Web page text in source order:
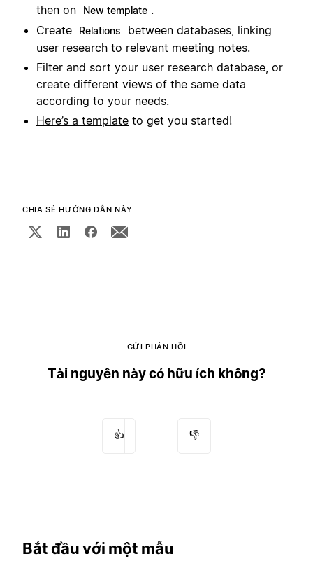
then on
New template .
Create
Relations
between databases, linking
user research to relevant meeting notes.
Filter and sort your user research database, or
create different views of the same data
according to your needs.
Here’s a template to get you started!
CHIA SẺ HƯỚNG DẪN NÀY
GỬI PHẢN HỒI
Tài nguyên này có hữu ích không?
👍 👎
Bắt đầu với một mẫu